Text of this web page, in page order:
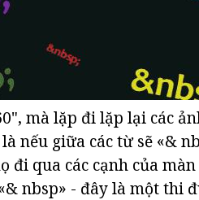
mà lặp đi lặp lại các
nếu giữa các từ sẽ «&
đi qua các cạnh của
nbsp» - đây là một thi